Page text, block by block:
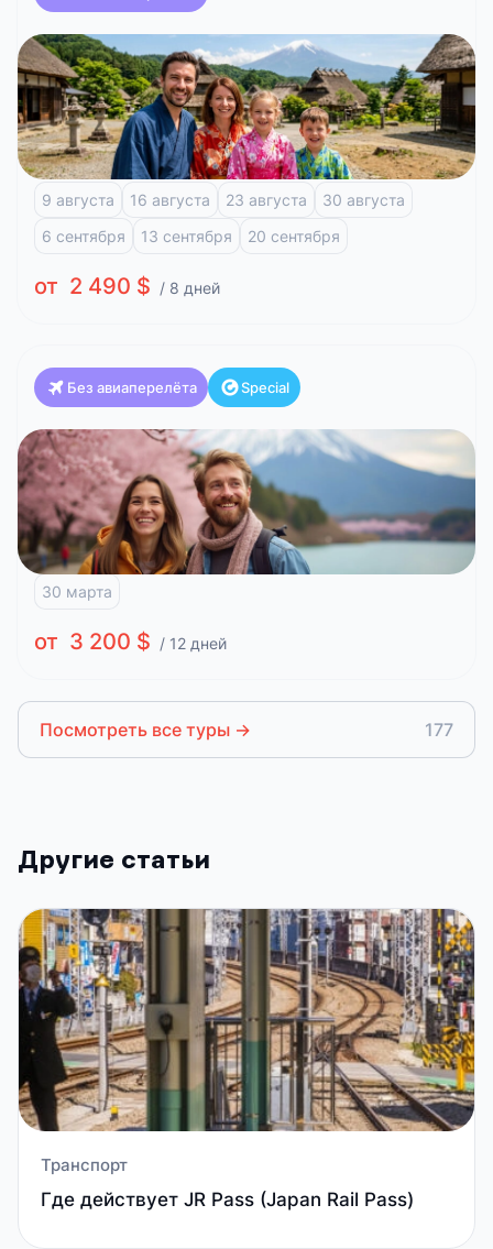
Япония
Классика Японии и отдых на побережье (Токио-
Токио)
Токио Фудзи-Кавагучико Атами Киото
9 августа 16 августа 23 августа
30 августа
6 сентября
13 сентября 20 сентября
от 2 490 $ / 8 дней
Без авиаперелёта Special
Япония
Расцвет сакуры
Токио Камакура Никко Нара
Киото
Канадзава
Мацумото Кавагутико
30 марта
от 3 200 $ / 12 дней
Посмотреть все туры → 177
Другие статьи
Транспорт
Где действует JR Pass (Japan Rail Pass)